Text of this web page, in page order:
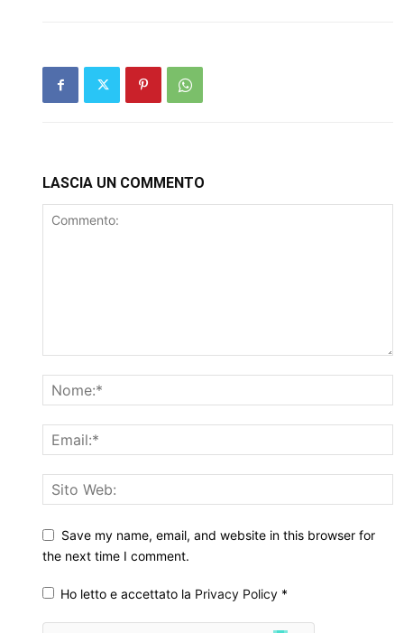
LASCIA UN COMMENTO
Save my name, email, and website in this browser for
the next time I comment.
Ho letto e accettato la Privacy Policy *